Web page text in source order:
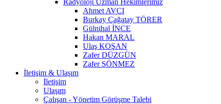
Ahmet AVCI
Burkay Çağatay TÖRER
Gülnihal İNCE
Hakan MARAL
Ulaş KOŞAN
Zafer DÜZGÜN
Zafer SÖNMEZ
İletişim & Ulaşım
İletişim
Ulaşım
Çalışan - Yönetim Görüşme Talebi